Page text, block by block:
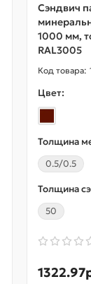
Сэндвич
1000 мм,
RAL3005
Цвет:
Толщина
0.5/0.5
Толщина
50